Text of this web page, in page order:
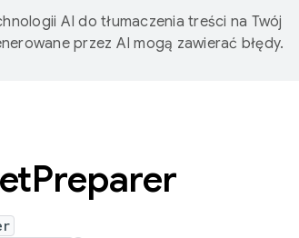
AI do tłumaczenia treści na Twój
przez AI mogą zawierać błędy.
Preparer